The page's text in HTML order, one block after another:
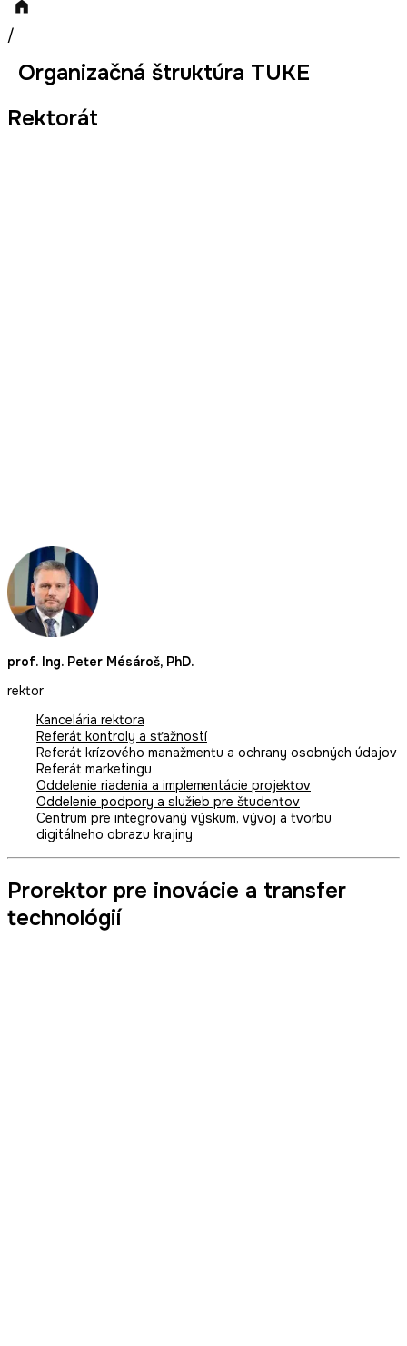
/
Organizačná štruktúra TUKE
Rektorát
prof. Ing. Peter Mésároš, PhD.
rektor
Kancelária rektora
Referát kontroly a sťažností
Referát krízového manažmentu a ochrany osobných údajov
Referát marketingu
Oddelenie riadenia a implementácie projektov
Oddelenie podpory a služieb pre študentov
Centrum pre integrovaný výskum, vývoj a tvorbu
digitálneho obrazu krajiny
Prorektor pre inovácie a transfer
technológií